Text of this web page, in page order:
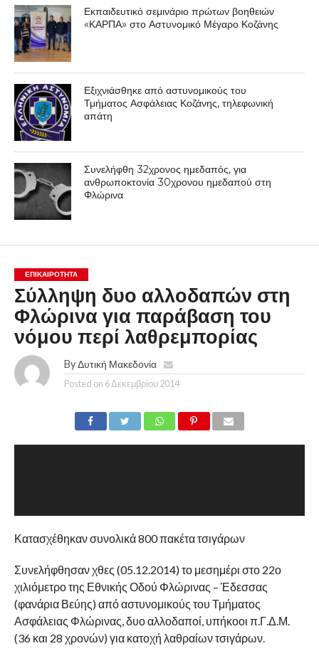
Εκπαιδευτικό σεμινάριο πρώτων βοηθειών
«ΚΑΡΠΑ» στο Αστυνομικό Μέγαρο Κοζάνης
Εξιχνιάσθηκε από αστυνομικούς του
Τμήματος Ασφάλειας Κοζάνης, τηλεφωνική
απάτη
Συνελήφθη 32χρονος ημεδαπός, για
ανθρωποκτονία 30χρονου ημεδαπού στη
Φλώρινα
ΕΠΙΚΑΙΡΟΤΗΤΑ
Σύλληψη δυο αλλοδαπών στη
Φλώρινα για παράβαση του
νόμου περί λαθρεμπορίας
By Δυτική Μακεδονία
Posted on 6 Δεκεμβρίου 2014
Κατασχέθηκαν συνολικά 800 πακέτα τσιγάρων
Συνελήφθησαν χθες (05.12.2014) το μεσημέρι στο 22ο
χιλιόμετρο της Εθνικής Οδού Φλώρινας – Έδεσσας
(φανάρια Βεύης) από αστυνομικούς του Τμήματος
Ασφάλειας Φλώρινας, δυο αλλοδαποί, υπήκοοι π.Γ.Δ.Μ.
(36 και 28 χρονών) για κατοχή λαθραίων τσιγάρων.